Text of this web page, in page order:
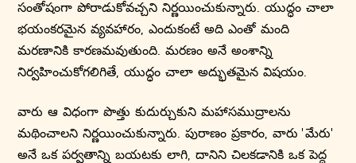
సంతోషంగా పోరాడుకోవచ్చని నిర్ణయించుకున్నారు. యుద్ధం చాలా
భయంకరమైన వ్యవహారం, ఎందుకంటే అది ఎంతో మంది
మరణానికి కారణమవుతుంది. మరణం అనే అంశాన్ని
నిర్వహించుకోగలిగితే, యుద్ధం చాలా అద్భుతమైన విషయం.
వారు ఆ విధంగా పొత్తు కుదుర్చుకుని మహాసముద్రాలను
మథించాలని నిర్ణయించుకున్నారు. పురాణం ప్రకారం, వారు 'మేరు'
అనే ఒక పర్వతాన్ని బయటకు లాగి, దానిని చిలకడానికి ఒక పెద్ద